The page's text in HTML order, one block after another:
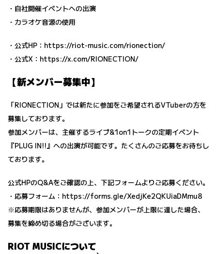
・自社開催イベントへの出演
・カラオケ音源の使用
・公式HP： https://riot-music.com/rionection/
・公式X： https://x.com/RIONECTION/
【新メンバー募集中】
「RIONECTION」では新たに参加をご希望されるVTuberの方を
募集しております。
参加メンバーは、主催するライブ&1on1トークの定期イベント
『PLUG IN!!』への出演が可能です。たくさんのご応募をお待ちし
ております。
公式HPのQ&Aをご確認の上、下記フォームよりご応募ください。
・応募フォーム： https://forms.gle/XedjKe2QKUiaDMmu8
※応募期限はありませんが、参加メンバーが上限に達した場合、
募集を締め切る場合がございます。
RIOT MUSICについて